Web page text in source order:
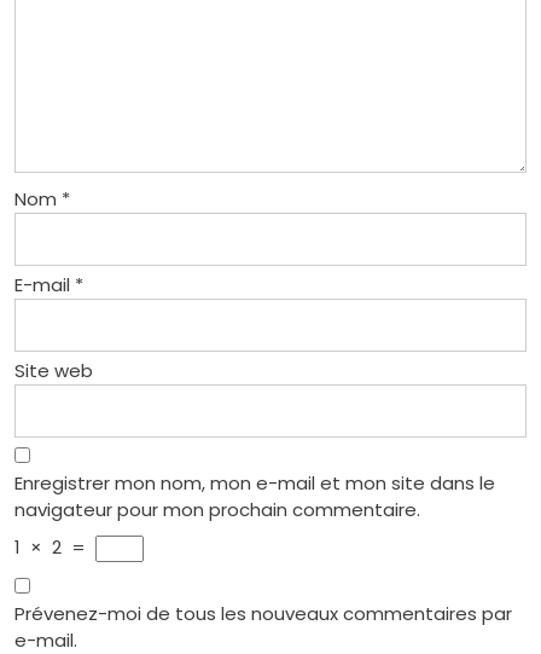
Nom *
E-mail *
Site web
Enregistrer mon nom, mon e-mail et mon site dans le
navigateur pour mon prochain commentaire.
1 × 2 =
Prévenez-moi de tous les nouveaux commentaires par
e-mail.